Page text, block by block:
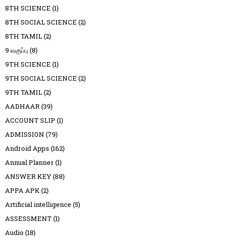
8TH SCIENCE (1)
8TH SOCIAL SCIENCE (2)
8TH TAMIL(2)
9 வகுப்பு (8)
9TH SCIENCE (1)
9TH SOCIAL SCIENCE (2)
9TH TAMIL(2)
AADHAAR(39)
ACCOUNT SLIP (1)
ADMISSION (79)
Android Apps (162)
Annual Planner(1)
ANSWER KEY(88)
APPA APK(2)
Artificial intelligence (5)
ASSESSMENT(1)
Audio (18)